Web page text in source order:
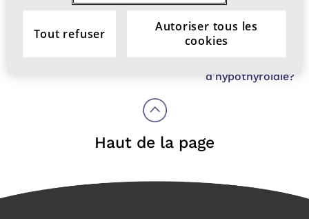
Page suivante:
Pourquoi est-il
important d’effectuer
un dosage de la TSH
d’hypothyroïdie?
Page précédente:
Haut de la page
Tout refuser
Autoriser tous les
cookies